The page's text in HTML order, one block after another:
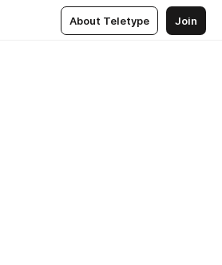
About Teletype Join